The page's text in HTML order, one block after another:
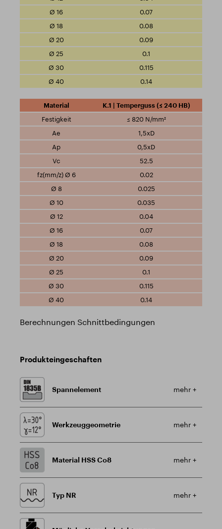
0.07
0.08
0.09
0.1
0.115
0.14
K.1 | Temperguss (≤ 240 HB)
≤ 820 N/mm²
1,5xD
0,5xD
52.5
0.02
0.025
0.035
0.04
0.07
0.08
0.09
0.1
0.115
0.14
Berechnungen Schnittbedingungen
Produkteingeschaften
Spannelement mehr +
Werkzeuggeometrie mehr +
Material HSS Co8 mehr +
Typ NR mehr +